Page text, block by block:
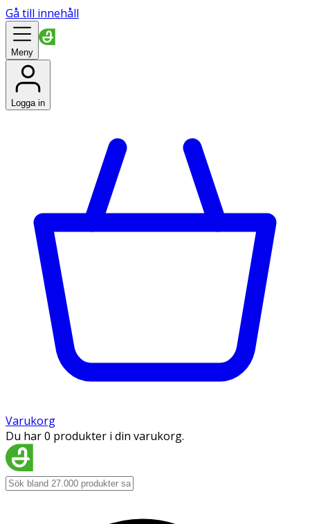
Gå till innehåll
Meny
Logga in
Varukorg
Du har 0 produkter i din varukorg.